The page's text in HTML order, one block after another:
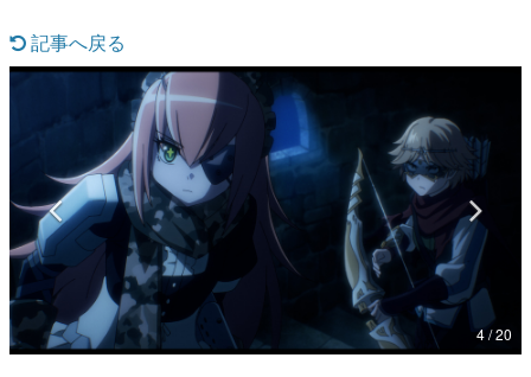
具体的な形から解き明かしていく、硬派で骨太な評論連載
です。
ゲームが変えた日本語
「経験値」「裏技」「ラスボス」… ゲームにまつわる言葉
の起源や用法の変遷を、コンピューター文化史研究家・タ
イニーP氏が徹底調査。
カテゴリ
特集記事
マンガ
記事へ戻る
4 / 20